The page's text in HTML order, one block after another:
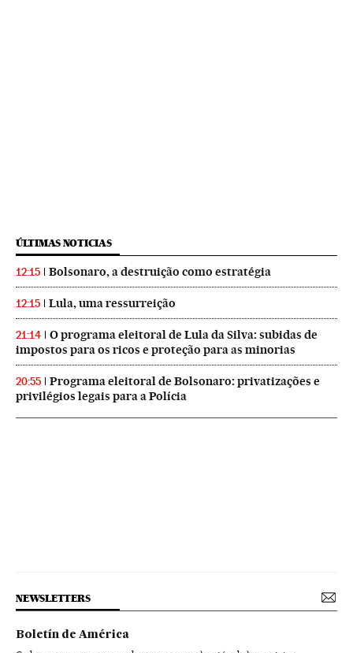
ÚLTIMAS NOTICIAS
12:15 Bolsonaro, a destruição como estratégia
12:15 Lula, uma ressurreição
21:14
O programa eleitoral de Lula da Silva: subidas de
impostos para os ricos e proteção para as minorias
20:55
Programa eleitoral de Bolsonaro: privatizações e
privilégios legais para a Polícia
NEWSLETTERS
Boletín de América